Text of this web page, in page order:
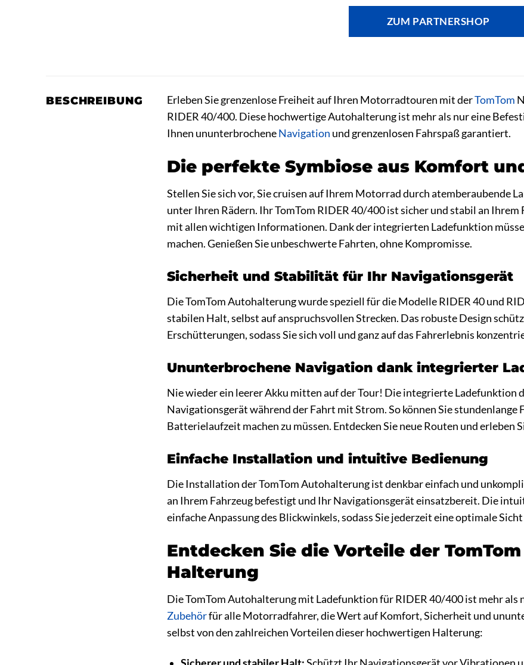
ZUM PARTNERSHOP
BESCHREIBUNG Erleben Sie grenzenlose Freiheit auf Ihren Motorradtouren mit derTomTom
RIDER 40/400. Diese hochwertige Autohalterung ist mehr als nur eine
Ihnen ununterbrocheneNavigation und grenzenlosen Fahrspaß garantiert.
Die perfekte Symbiose aus Komfort
Stellen Sie sich vor, Sie cruisen auf Ihrem Motorrad durch atemberaubende
unter Ihren Rädern. Ihr TomTom RIDER 40/400 ist sicher und stabil an
mit allen wichtigen Informationen. Dank der integrierten Ladefunktion
machen. Genießen Sie unbeschwerte Fahrten, ohne Kompromisse.
Sicherheit und Stabilität für Ihr Navigationsgerät
Die TomTom Autohalterung wurde speziell für die Modelle RIDER 40 und
stabilen Halt, selbst auf anspruchsvollen Strecken. Das robuste Design
Erschütterungen, sodass Sie sich voll und ganz auf das Fahrerlebnis
Ununterbrochene Navigation dank integrierter
Nie wieder ein leerer Akku mitten auf der Tour! Die integrierte Ladefunktion
Navigationsgerät während der Fahrt mit Strom. So können Sie stundenlange
Batterielaufzeit machen zu müssen. Entdecken Sie neue Routen und erleben
Einfache Installation und intuitive Bedienung
Die Installation der TomTom Autohalterung ist denkbar einfach und
an Ihrem Fahrzeug befestigt und Ihr Navigationsgerät einsatzbereit. Die
einfache Anpassung des Blickwinkels, sodass Sie jederzeit eine optimale
Entdecken Sie die Vorteile der
Halterung
Die TomTom Autohalterung mit Ladefunktion für RIDER 40/400 ist mehr als
Zubehörfür alle Motorradfahrer, die Wert auf Komfort, Sicherheit und
selbst von den zahlreichen Vorteilen dieser hochwertigen Halterung: